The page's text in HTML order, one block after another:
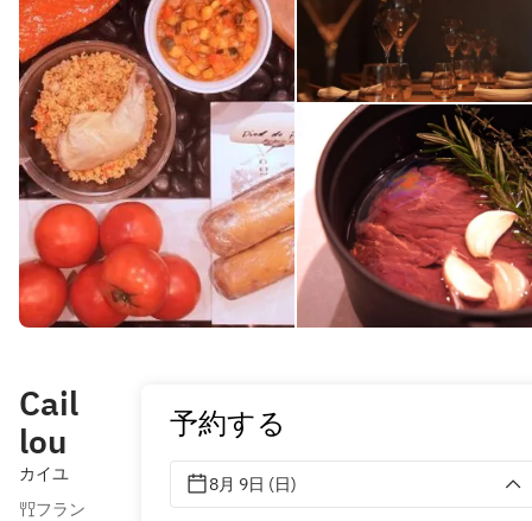
Cail
lou
カイユ
フランス料理
予約する
8月 9日 (日)